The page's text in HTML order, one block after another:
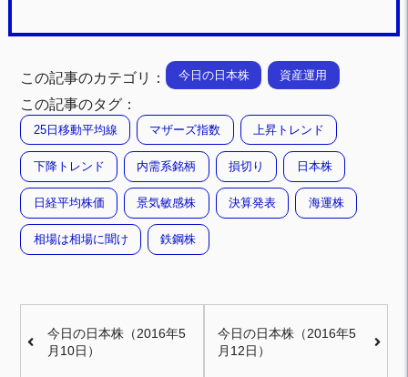
この記事のカテゴリ： 今日の日本株 資産運用
この記事のタグ：
25日移動平均線 マザーズ指数 上昇トレンド
下降トレンド 内需系銘柄 損切り 日本株
日経平均株価 景気敏感株 決算発表 海運株
相場は相場に聞け 鉄鋼株
今日の日本株（2016年5
月10日）
今日の日本株（2016年5
月12日）